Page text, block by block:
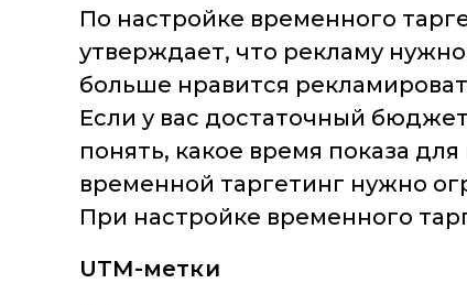
По настройке временного
утверждает, что рекламу
больше нравится
Если у вас достаточный
понять, какое время показа
временной таргетинг нужно
При настройке временного
UTM-метки